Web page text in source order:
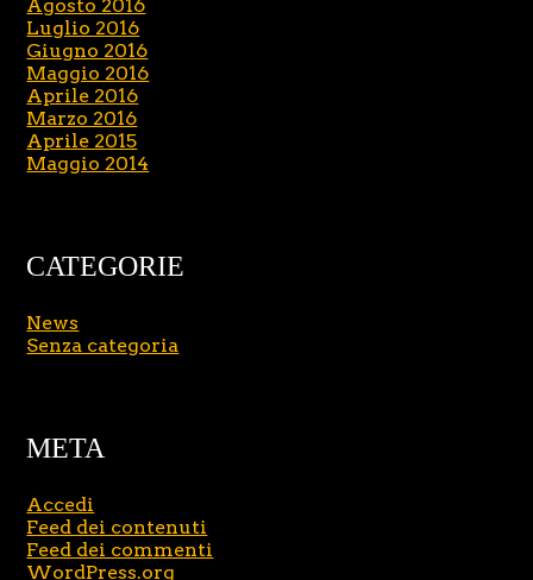
Agosto 2016
Luglio 2016
Giugno 2016
Maggio 2016
Aprile 2016
Marzo 2016
Aprile 2015
Maggio 2014
CATEGORIE
News
Senza categoria
META
Accedi
Feed dei contenuti
Feed dei commenti
WordPress.org